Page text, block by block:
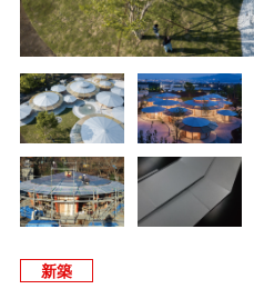
Viカバー50
カナメシャープ樋
お問い合わせ
新築